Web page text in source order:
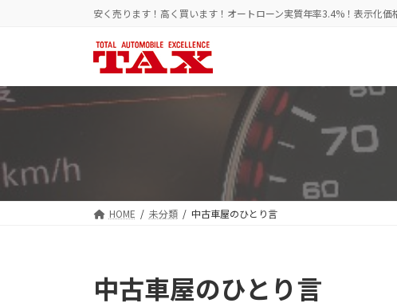
ツ
へ
ッ
プ
シ
ョ
移
動
安く売ります！高く買います！オートローン実質年率3.4%！表示化価
HOME 未分類 中古車屋のひとり言
中古車屋のひとり言